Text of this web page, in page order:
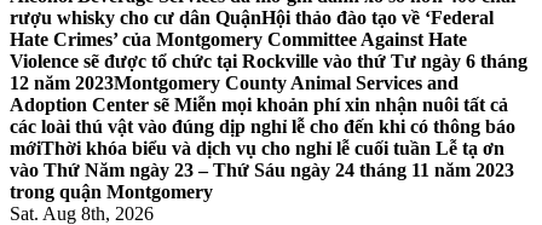
rượu whisky cho cư dân QuậnHội thảo đào tạo về ‘Federal
Hate Crimes’ của Montgomery Committee Against Hate
Violence sẽ được tổ chức tại Rockville vào thứ Tư ngày 6 tháng
12 năm 2023Montgomery County Animal Services and
Adoption Center sẽ Miễn mọi khoản phí xin nhận nuôi tất cả
các loài thú vật vào đúng dịp nghỉ lễ cho đến khi có thông báo
mớiThời khóa biểu và dịch vụ cho nghỉ lễ cuối tuần Lễ tạ ơn
vào Thứ Năm ngày 23 – Thứ Sáu ngày 24 tháng 11 năm 2023
trong quận Montgomery
Sat. Aug 8th, 2026